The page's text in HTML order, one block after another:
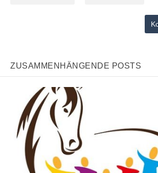
ZUSAMMENHÄNGENDE POSTS